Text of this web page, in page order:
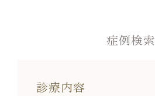
症例検索
診療内容